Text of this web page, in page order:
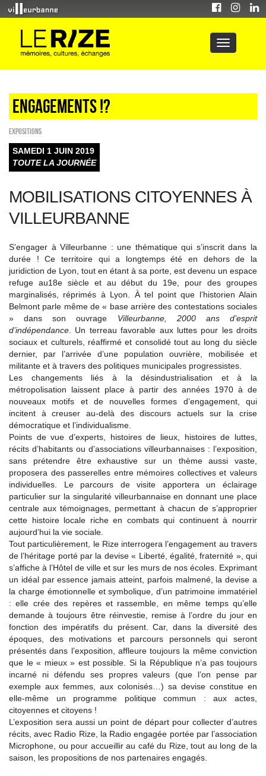
Engagements !?
EXPOSITIONS
SAMEDI 1 JUIN 2019
TOUTE LA JOURNÉE
MOBILISATIONS CITOYENNES À
VILLEURBANNE
S’engager à Villeurbanne : une thématique qui s’inscrit dans la
durée ! Ce territoire qui a longtemps été en dehors de la
juridiction de Lyon, tout en étant à sa porte, est devenu un espace
refuge au18e siècle et au début du 19e, pour des groupes
marginalisés, réprimés à Lyon. À tel point que l’historien Alain
Belmont parle même de « base arrière des contestations sociales
» dans son ouvrage Villeurbanne, 2000 ans d’esprit
d’indépendance . Un terreau favorable aux luttes pour les droits
sociaux et culturels, réaffirmé et consolidé tout au long du siècle
dernier, par l’arrivée d’une population ouvrière, mobilisée et
militante et à travers des politiques municipales progressistes.
Les changements liés à la désindustrialisation et à la
métropolisation laissent place à partir des années 1970 à de
nouveaux motifs et de nouvelles formes d’engagement, qui
incitent à creuser au-delà des discours actuels sur la crise
démocratique et l’individualisme.
Points de vue d’experts, histoires de lieux, histoires de luttes,
récits d’habitants ou d’associations villeurbannaises : l’exposition,
sans prétendre être exhaustive sur un thème aussi vaste,
proposera des passerelles entre mémoires collectives et valeurs
individuelles. Le parcours de visite apportera un éclairage
particulier sur la singularité villeurbannaise en donnant une place
centrale aux témoignages, permettant à chacun de s’approprier
cette histoire locale riche en combats qui continuent à nourrir
aujourd’hui la vie sociale.
Tout particulièrement, le Rize interrogera l’engagement au travers
de l’héritage porté par la devise « Liberté, égalité, fraternité », qui
s’affiche à l’Hôtel de ville et sur les murs de nos écoles. Exprimant
un idéal par essence jamais atteint, parfois malmené, la devise a
la charge émotionnelle et symbolique, d’un patrimoine immatériel
: elle crée des repères et rassemble, en même temps qu’elle
demande à toujours être réinvestie, remise à l’ordre du jour en
fonction des impératifs du présent. Car, dans la diversité des
époques, des motivations et parcours personnels qui seront
présentés dans l’exposition, affleure toujours la même conviction
que le « mieux » est possible. Si la République n’a pas toujours
incarné ni défendu ses propres valeurs (que l’on pense par
exemple aux femmes, aux colonisés…) sa devise constitue en
elle-même un programme politique commun : aux actes,
citoyennes et citoyens !
L’exposition sera aussi un point de départ pour collecter d’autres
récits, avec Radio Rize, la Radio engagée portée par l’association
Microphone, ou pour accueillir au café du Rize, tout au long de la
saison, les propositions de nos partenaires engagés.